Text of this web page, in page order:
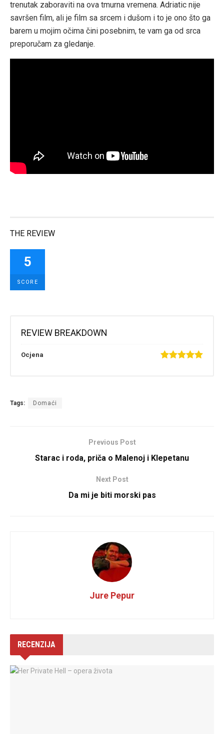
trenutak zaboraviti na ova tmurna vremena. Adriatic nije
savršen film, ali je film sa srcem i dušom i to je ono što ga
barem u mojim očima čini posebnim, te vam ga od srca
preporučam za gledanje.
THE REVIEW
5
SCORE
REVIEW BREAKDOWN
Ocjena
Tags: Domaći
Previous Post
Starac i roda, priča o Malenoj i Klepetanu
Next Post
Da mi je biti morski pas
Jure Pepur
RECENZIJA